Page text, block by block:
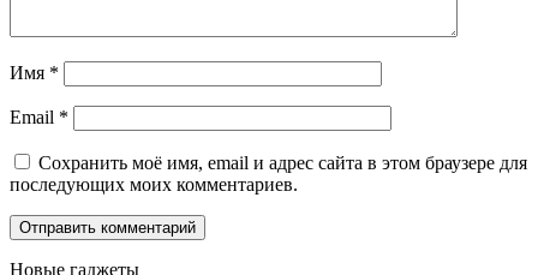
Имя *
Email *
Сохранить моё имя, email и адрес сайта в этом браузере для
последующих моих комментариев.
Новые гаджеты